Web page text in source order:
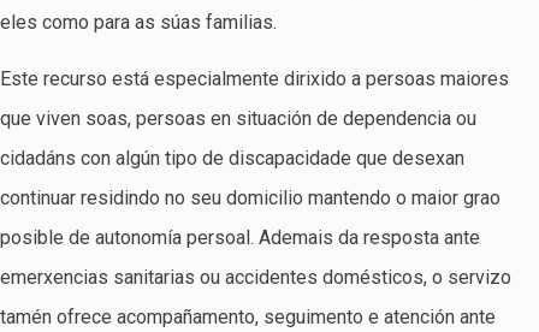
eles como para as súas familias.
Este recurso está especialmente dirixido a persoas maiores
que viven soas, persoas en situación de dependencia ou
cidadáns con algún tipo de discapacidade que desexan
continuar residindo no seu domicilio mantendo o maior grao
posible de autonomía persoal. Ademais da resposta ante
emerxencias sanitarias ou accidentes domésticos, o servizo
tamén ofrece acompañamento, seguimento e atención ante